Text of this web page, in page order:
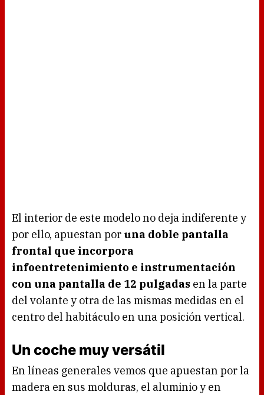
El interior de este modelo no deja indiferente y
por ello, apuestan por una doble pantalla
frontal que incorpora
infoentretenimiento e instrumentación
con una pantalla de 12 pulgadas en la parte
del volante y otra de las mismas medidas en el
centro del habitáculo en una posición vertical.
Un coche muy versátil
En líneas generales vemos que apuestan por la
madera en sus molduras, el aluminio y en